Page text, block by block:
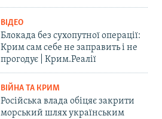
ВІДЕО
Блокада без сухопутної операції:
Крим сам себе не заправить і не
прогодує | Крим.Реалії
ВІЙНА ТА КРИМ
Російська влада обіцяє закрити
морський шлях українським